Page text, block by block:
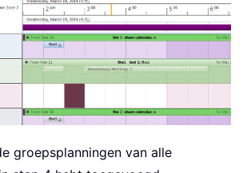
groepsplanningen van alle